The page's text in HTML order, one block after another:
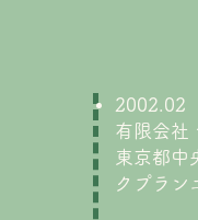
2002.02
有限会社
東京都中
クプラン